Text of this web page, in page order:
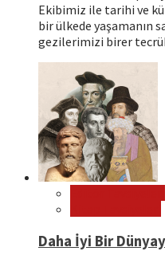
Ekibimiz ile tarihi ve
bir ülkede yaşamanın
gezilerimizi birer
Daha İyi Bir